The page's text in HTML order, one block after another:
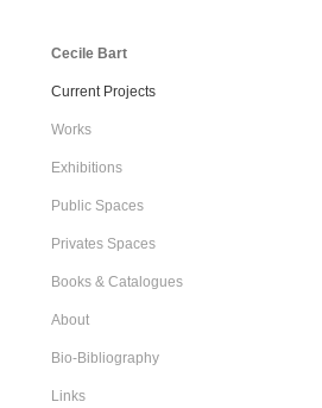
Cecile Bart
Current Projects
Works
Exhibitions
Public Spaces
Privates Spaces
Books & Catalogues
About
Bio-Bibliography
Links